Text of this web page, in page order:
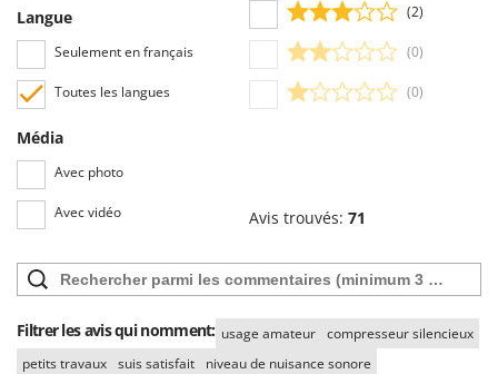
Langue
Seulement en français
Toutes les langues
Média
Avec photo
Avec vidéo
(2)
(0)
(0)
Avis trouvés: 71
Filtrer les avis qui nomment: usage amateur
compresseur silencieux
petits travaux suis satisfait
niveau de nuisance sonore